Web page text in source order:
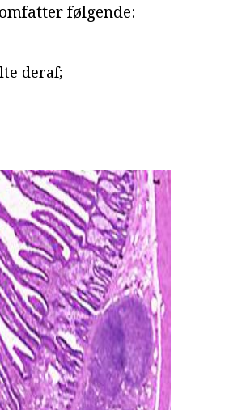
følgende:
deraf;